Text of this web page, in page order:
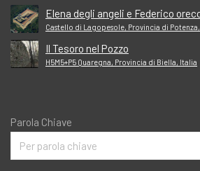
Elena degli angeli e Federico
Castello di Lagopesole, Provincia di
Il Tesoro nel Pozzo
H5M5+P5 Quaregna, Provincia di Biella, Italia
Parola Chiave